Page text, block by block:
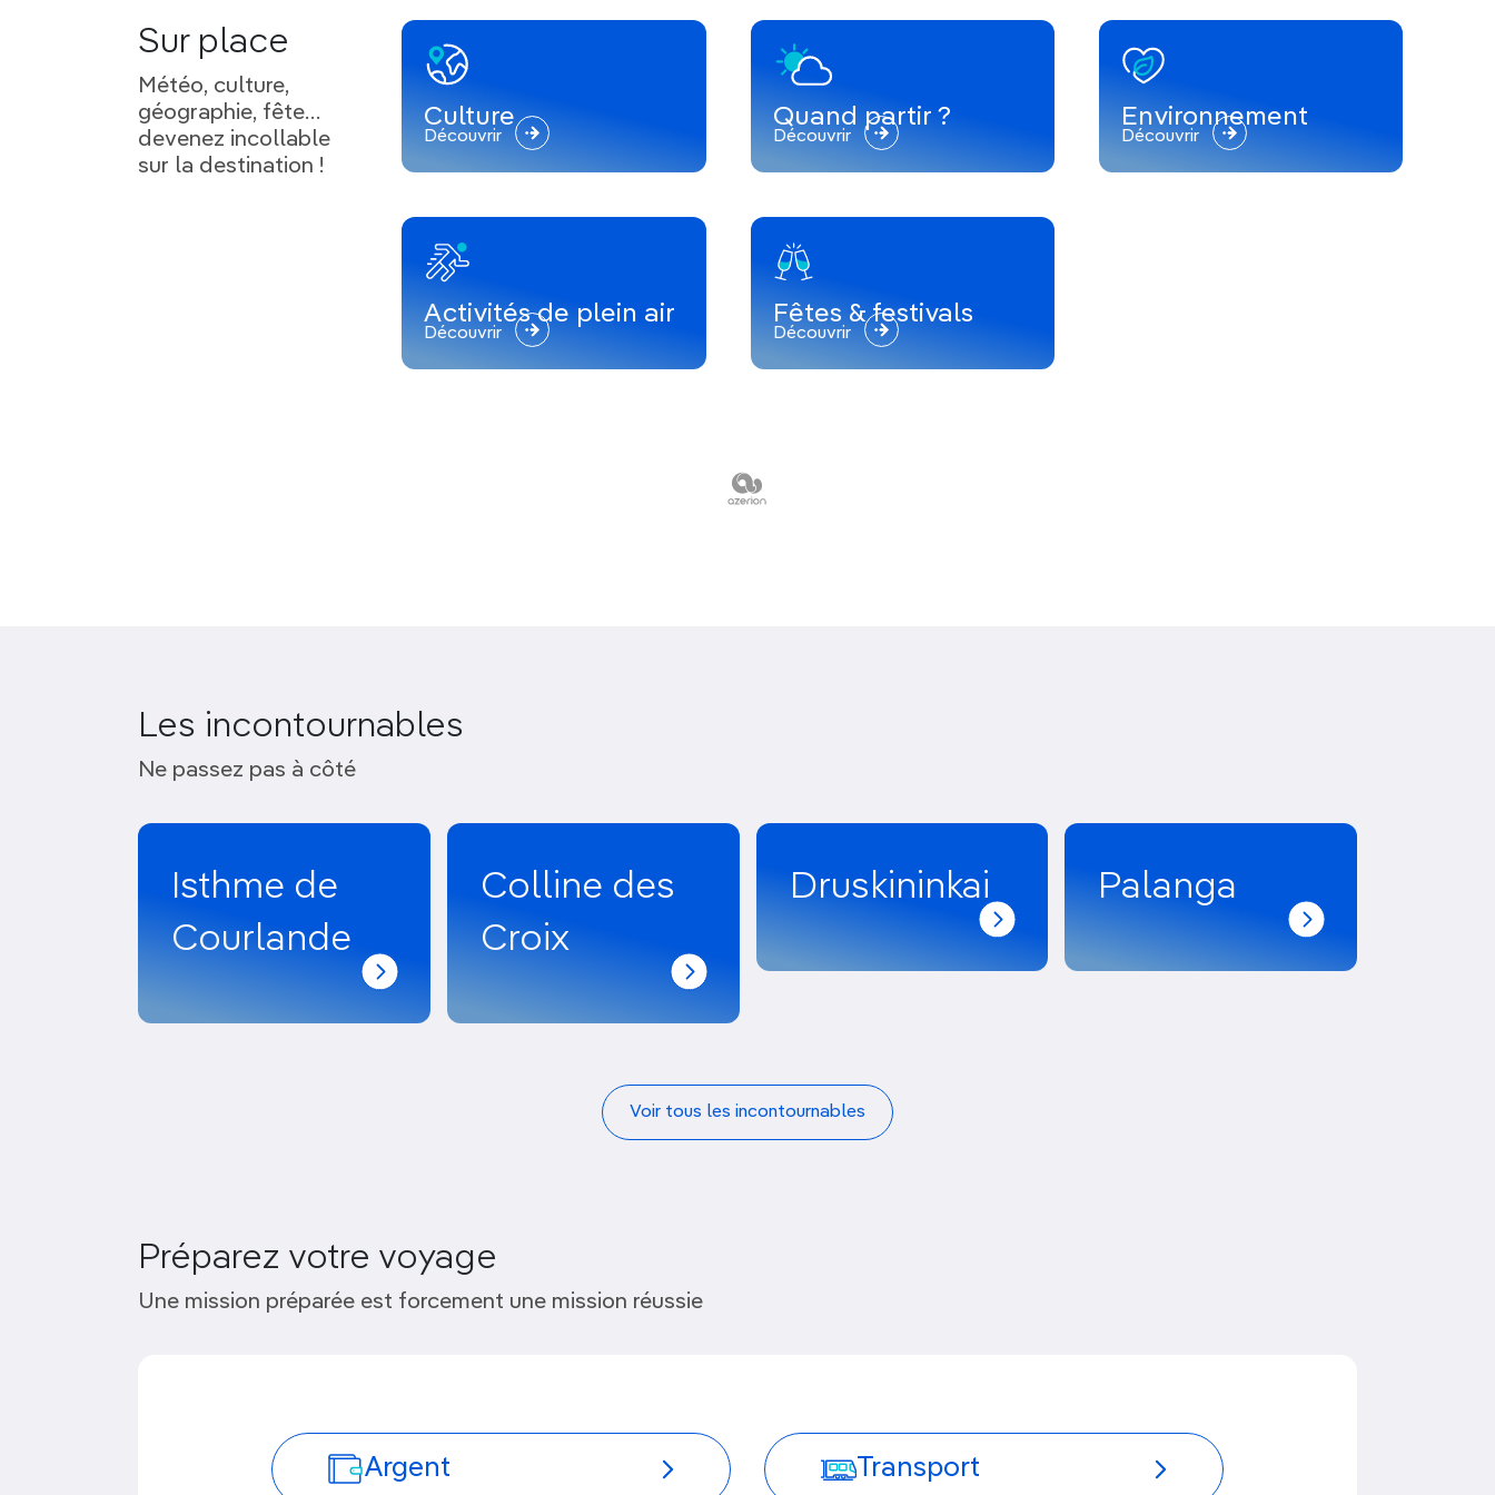
Sur place
Météo, culture,
géographie, fête…
devenez incollable
sur la destination !
Culture
Découvrir
Quand partir ?
Découvrir
Environnement
Découvrir
Activités de plein air
Découvrir
Fêtes & festivals
Découvrir
Les incontournables
Ne passez pas à côté
Isthme de
Courlande
Colline des
Croix
Druskininkai Palanga
Voir tous les incontournables
Préparez votre voyage
Une mission préparée est forcement une mission réussie
Argent Transport